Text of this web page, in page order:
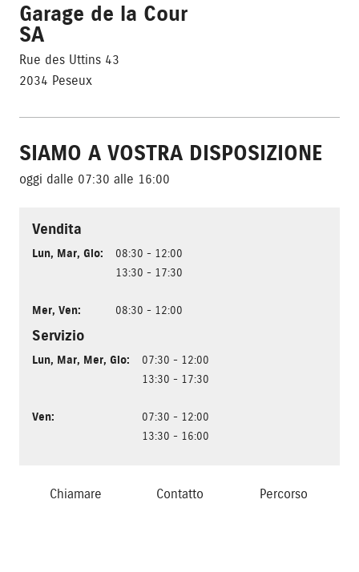
Garage de la Cour
SA
Rue des Uttins 43
2034 Peseux
SIAMO A VOSTRA DISPOSIZIONE
oggi dalle 07:30 alle 16:00
Vendita
Lun, Mar, Gio:
08:30 - 12:00
13:30 - 17:30
Mer, Ven: 08:30 - 12:00
Servizio
Lun, Mar, Mer, Gio:
07:30 - 12:00
13:30 - 17:30
Ven:
07:30 - 12:00
13:30 - 16:00
Chiamare Contatto Percorso